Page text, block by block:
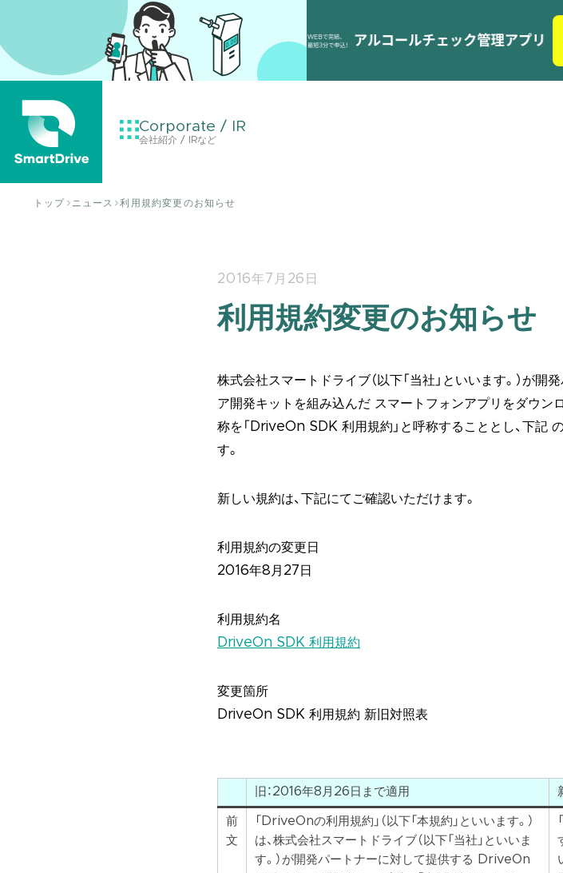
Corporate / IR
会社紹介 / IRなど
トップ ニュース 利用規約変更のお知らせ
2016年7月26日
利用規約変更のお知らせ
株式会社スマートドライブ（以下「当社」といいます。）が
ア開発キットを組み込んだ スマートフォンアプリをダウン
称を「DriveOn SDK 利用規約」と呼称することとし、下記
す。
新しい規約は、下記にてご確認いただけます。
利用規約の変更日
2016年8月27日
利用規約名
DriveOn SDK 利用規約
変更箇所
DriveOn SDK 利用規約 新旧対照表
旧：2016年8月26日まで適用
前
文
「DriveOnの利用規約」（以下「本規約」といいます。）
は、株式会社スマートドライブ（以下「当社」といいま
す。）が開発パートナーに対して提供する DriveOn